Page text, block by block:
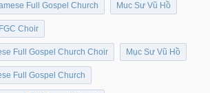
Full Gospel Church Muc Sư Vũ Hồ
Choir
Full Gospel Church Choir Mục Sư Vũ Hồ
Full Gospel Church